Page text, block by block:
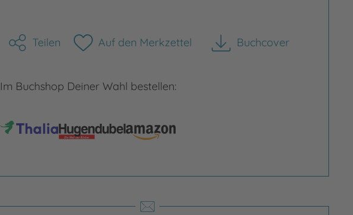
Bild vergrößern
Teilen Auf den Merkzettel Buchcover
herunterladen
Im Buchshop Deiner Wahl bestellen: